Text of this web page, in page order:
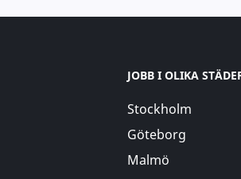
JOBB I OLIKA
Stockholm
Göteborg
Malmö